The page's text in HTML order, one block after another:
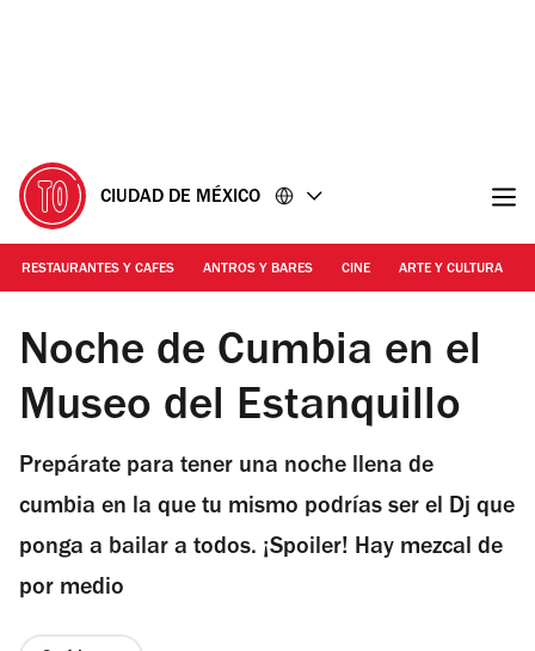
CIUDAD DE MÉXICO
RESTAURANTES Y CAFES ANTROS Y BARES CINE ARTE Y CULTURA
Foto: Cortesía Azucar Dance Studio | Imagen ilustrativa
Noche de Cumbia en el
Museo del Estanquillo
Prepárate para tener una noche llena de
cumbia en la que tu mismo podrías ser el Dj que
ponga a bailar a todos. ¡Spoiler! Hay mezcal de
por medio